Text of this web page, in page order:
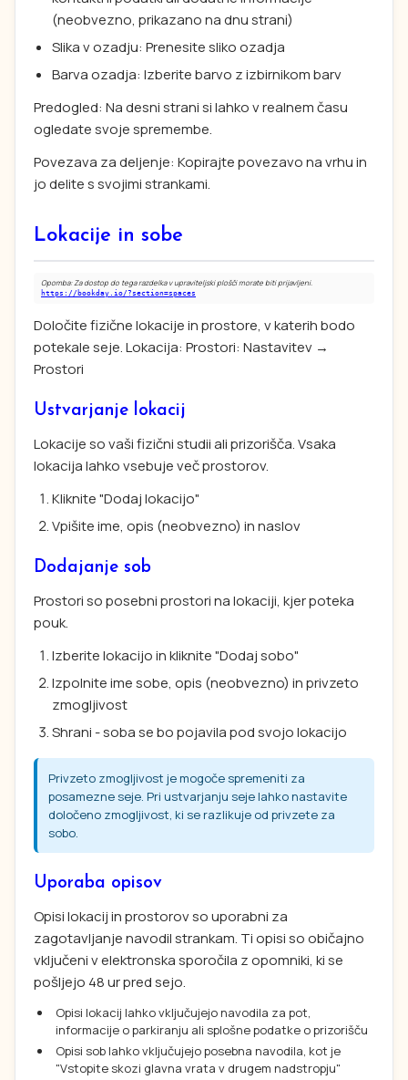
(neobvezno, prikazano na dnu strani)
Slika v ozadju: Prenesite sliko ozadja
Barva ozadja: Izberite barvo z izbirnikom barv
Predogled: Na desni strani si lahko v realnem času
ogledate svoje spremembe.
Povezava za deljenje: Kopirajte povezavo na vrhu in
jo delite s svojimi strankami.
Lokacije in sobe
Opomba: Za dostop do tega razdelka v upraviteljski plošči morate biti prijavljeni.
https://bookday.io/?section=spaces
Določite fizične lokacije in prostore, v katerih bodo
potekale seje. Lokacija: Prostori: Nastavitev →
Prostori
Ustvarjanje lokacij
Lokacije so vaši fizični studii ali prizorišča. Vsaka
lokacija lahko vsebuje več prostorov.
Kliknite "Dodaj lokacijo"
Vpišite ime, opis (neobvezno) in naslov
Dodajanje sob
Prostori so posebni prostori na lokaciji, kjer poteka
pouk.
Izberite lokacijo in kliknite "Dodaj sobo"
Izpolnite ime sobe, opis (neobvezno) in privzeto
zmogljivost
Shrani - soba se bo pojavila pod svojo lokacijo
Privzeto zmogljivost je mogoče spremeniti za
posamezne seje. Pri ustvarjanju seje lahko nastavite
določeno zmogljivost, ki se razlikuje od privzete za
sobo.
Uporaba opisov
Opisi lokacij in prostorov so uporabni za
zagotavljanje navodil strankam. Ti opisi so običajno
vključeni v elektronska sporočila z opomniki, ki se
pošljejo 48 ur pred sejo.
Opisi lokacij lahko vključujejo navodila za pot,
informacije o parkiranju ali splošne podatke o prizorišču
Opisi sob lahko vključujejo posebna navodila, kot je
"Vstopite skozi glavna vrata v drugem nadstropju"